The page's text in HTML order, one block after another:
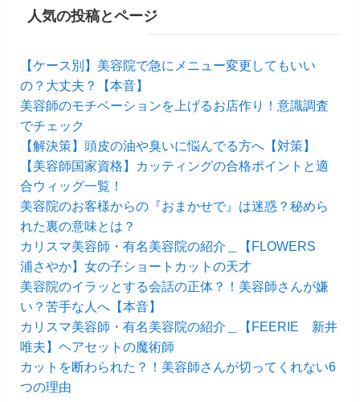
人気の投稿とページ
【ケース別】美容院で急にメニュー変更してもいい
の？大丈夫？【本音】
美容師のモチベーションを上げるお店作り！意識調査
でチェック
【解決策】頭皮の油や臭いに悩んでる方へ【対策】
【美容師国家資格】カッティングの合格ポイントと適
合ウィッグ一覧！
美容院のお客様からの『おまかせで』は迷惑？秘めら
れた裏の意味とは？
カリスマ美容師・有名美容院の紹介＿【FLOWERS
浦さやか】女の子ショートカットの天才
美容院のイラッとする会話の正体？！美容師さんが嫌
い？苦手な人へ【本音】
カリスマ美容師・有名美容院の紹介＿【FEERIE 新井
唯夫】ヘアセットの魔術師
カットを断わられた？！美容師さんが切ってくれない6
つの理由